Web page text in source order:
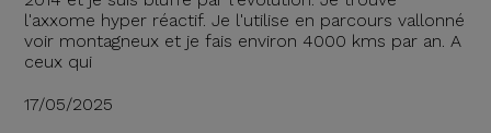
l'axxome hyper réactif. Je l'utilise en parcours vallonné
voir montagneux et je fais environ 4000 kms par an. A
ceux qui
17/05/2025